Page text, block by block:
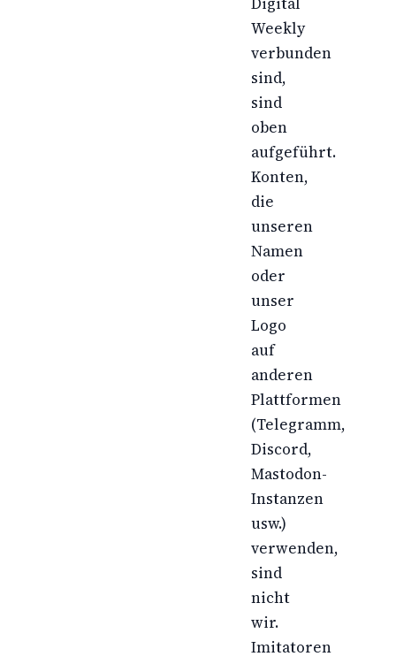
Weekly
verbunden
sind,
sind
oben
aufgeführt.
Konten,
die
unseren
Namen
oder
unser
Logo
auf
anderen
Plattformen
(Telegramm,
Discord,
Mastodon-
Instanzen
usw.)
verwenden,
sind
nicht
wir.
Imitatoren